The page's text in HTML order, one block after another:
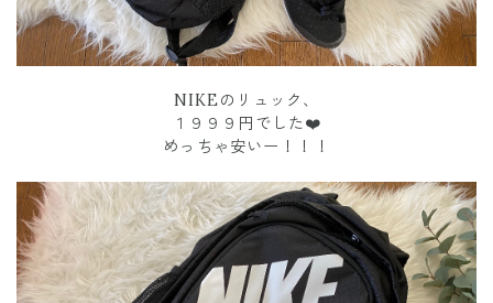
NIKEのリュック、
１９９９円でした❤️
めっちゃ安いー！！！